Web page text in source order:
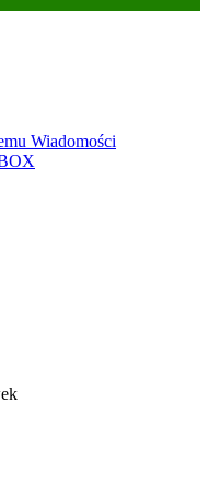
Wiadomości